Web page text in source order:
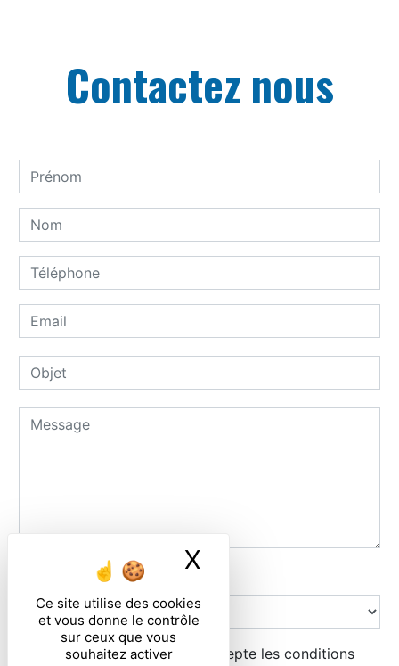
Ce site utilise des cookies
et vous donne le contrôle
sur ceux que vous
souhaitez activer
X
Contactez nous
Combien font trois plus deux
En cochant cette case, j'accepte les conditions